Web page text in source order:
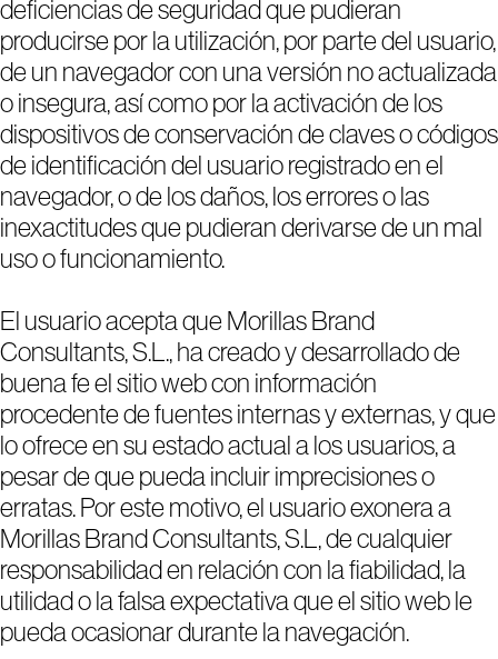
deficiencias de seguridad que pudieran
producirse por la utilización, por parte del usuario,
de un navegador con una versión no actualizada
o insegura, así como por la activación de los
dispositivos de conservación de claves o códigos
de identificación del usuario registrado en el
navegador, o de los daños, los errores o las
inexactitudes que pudieran derivarse de un mal
uso o funcionamiento.
El usuario acepta que Morillas Brand
Consultants, S.L., ha creado y desarrollado de
buena fe el sitio web con información
procedente de fuentes internas y externas, y que
lo ofrece en su estado actual a los usuarios, a
pesar de que pueda incluir imprecisiones o
erratas. Por este motivo, el usuario exonera a
Morillas Brand Consultants, S.L, de cualquier
responsabilidad en relación con la fiabilidad, la
utilidad o la falsa expectativa que el sitio web le
pueda ocasionar durante la navegación.